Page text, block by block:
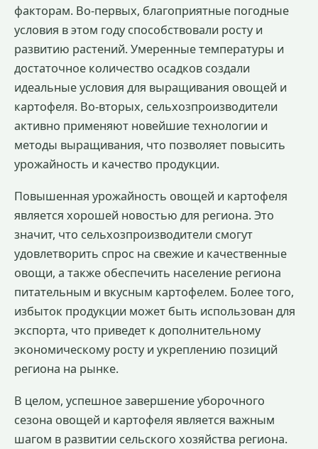
факторам. Во-первых, благоприятные погодные
условия в этом году способствовали росту и
развитию растений. Умеренные температуры и
достаточное количество осадков создали
идеальные условия для выращивания овощей и
картофеля. Во-вторых, сельхозпроизводители
активно применяют новейшие технологии и
методы выращивания, что позволяет повысить
урожайность и качество продукции.
Повышенная урожайность овощей и картофеля
является хорошей новостью для региона. Это
значит, что сельхозпроизводители смогут
удовлетворить спрос на свежие и качественные
овощи, а также обеспечить население региона
питательным и вкусным картофелем. Более того,
избыток продукции может быть использован для
экспорта, что приведет к дополнительному
экономическому росту и укреплению позиций
региона на рынке.
В целом, успешное завершение уборочного
сезона овощей и картофеля является важным
шагом в развитии сельского хозяйства региона.